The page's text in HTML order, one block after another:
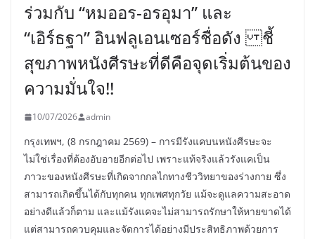
ร่วมกับ “หมออร-อรอุมา” และ
“เอิร์ธฐา” อินฟลูเอนเซอร์ชื่อดัง ชี้
สุขภาพหนังศีรษะที่ดีคือจุดเริ่มต้นของ
ความมั่นใจ!!
10/07/2026 admin
กรุงเทพฯ, (8 กรกฎาคม 2569) – การมีรังแคบนหนังศีรษะจะ
ไม่ใช่เรื่องที่ต้องอับอายอีกต่อไป เพราะแท้จริงแล้วรังแคเป็น
ภาวะของหนังศีรษะที่เกิดจากกลไกทางชีววิทยาของร่างกาย ซึ่ง
สามารถเกิดขึ้นได้กับทุกคน ทุกเพศทุกวัย แม้จะดูแลความสะอาด
อย่างดีแล้วก็ตาม และแม้รังแคจะไม่สามารถรักษาให้หายขาดได้
แต่สามารถควบคุมและจัดการได้อย่างมีประสิทธิภาพด้วยการ